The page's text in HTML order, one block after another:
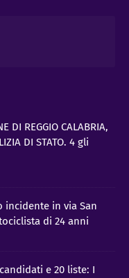
DI REGGIO CALABRIA,
DI STATO. 4 gli
incidente in via San
di 24 anni
e 20 liste: I